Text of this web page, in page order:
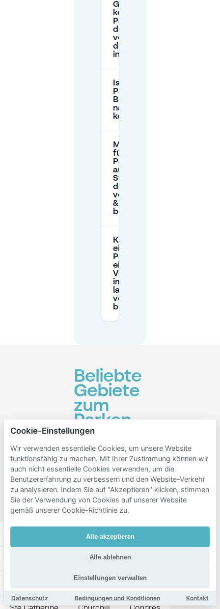
Gibt es
kostenloses
Parken in
der Nähe
von Maison
de la Poste
in Brüssel?
Ist das
Parken in
Brüssel
nachts
kostenlos?
Muss ich
für das
Parken
auf der
Straße in
der Nähe
von Tour
& Taxis
bezahlen?
Kann ich
einen
Parkplatz für
eine
Veranstaltung
im Maison de
la Poste
vorab
buchen?
Beliebte
Gebiete
zum
Parken
in der
Nähe
von
Maison
de la
Poste
Koekelberg
Kaaienwijk
Centrum Boulevards Brabantwijk
Cookie-Einstellungen
Wir verwenden essentielle Cookies, um unsere Website
funktionsfähig zu machen. Mit Ihrer Zustimmung können wir
auch nicht essentielle Cookies verwenden, um die
Benutzererfahrung zu verbessern und den Website-Verkehr
zu analysieren. Indem Sie auf "Akzeptieren" klicken, stimmen
Sie der Verwendung von Cookies auf unserer Website
gemäß unserer Cookie-Richtlinie zu.
Alle akzeptieren
Alle ablehnen
Einstellungen verwalten
Datenschutz Bedingungen und Konditionen Kontakt